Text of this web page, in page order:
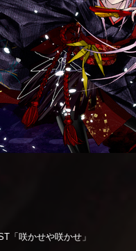
「咲かせや咲かせ」